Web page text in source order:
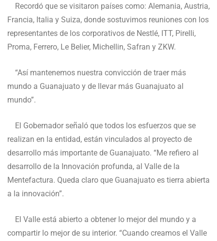
Recordó que se visitaron países como: Alemania, Austria,
Francia, Italia y Suiza, donde sostuvimos reuniones con los
representantes de los corporativos de Nestlé, ITT, Pirelli,
Proma, Ferrero, Le Belier, Michellin, Safran y ZKW.
“Así mantenemos nuestra convicción de traer más
mundo a Guanajuato y de llevar más Guanajuato al
mundo”.
El Gobernador señaló que todos los esfuerzos que se
realizan en la entidad, están vinculados al proyecto de
desarrollo más importante de Guanajuato. “Me refiero al
desarrollo de la Innovación profunda, al Valle de la
Mentefactura. Queda claro que Guanajuato es tierra abierta
a la innovación”.
El Valle está abierto a obtener lo mejor del mundo y a
compartir lo mejor de su interior. “Cuando creamos el Valle